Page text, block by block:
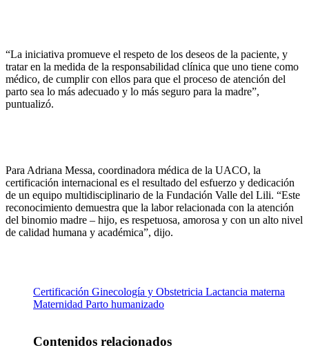
“La iniciativa promueve el respeto de los deseos de la paciente, y
tratar en la medida de la responsabilidad clínica que uno tiene como
médico, de cumplir con ellos para que el proceso de atención del
parto sea lo más adecuado y lo más seguro para la madre”,
puntualizó.
Para Adriana Messa, coordinadora médica de la UACO, la
certificación internacional es el resultado del esfuerzo y dedicación
de un equipo multidisciplinario de la Fundación Valle del Lili. “Este
reconocimiento demuestra que la labor relacionada con la atención
del binomio madre – hijo, es respetuosa, amorosa y con un alto nivel
de calidad humana y académica”, dijo.
Certificación Ginecología y Obstetricia Lactancia materna
Maternidad Parto humanizado
Contenidos relacionados